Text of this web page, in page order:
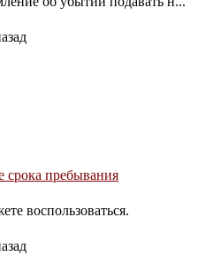
пребывания
воспользоваться.